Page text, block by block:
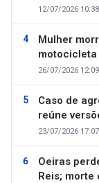
12/07/2026 10:38
Mulher
motocicleta
26/07/2026 12:09
Caso de
reúne
23/07/2026 17:07
Oeiras
Reis; morte